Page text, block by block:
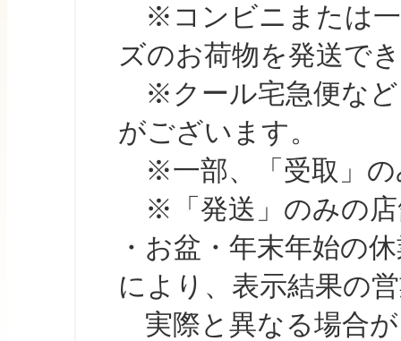
※コンビニまたは一
ズのお荷物を発送で
※クール宅急便など
がございます。
※一部、「受取」の
※「発送」のみの店
・お盆・年末年始の
により、表示結果の
実際と異なる場合が